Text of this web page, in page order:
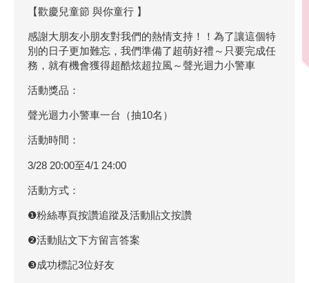
【歡慶兒童節 與你童行 】
感謝大朋友小朋友對我們的熱情支持！！為了讓這個特
別的日子更加難忘，我們準備了超萌好禮～只要完成任
務，就有機會獲得超酷炫超拉風～聲光迴力小警車
活動獎品：
聲光迴力小警車一台（抽10名）
活動時間：
3/28 20:00至4/1 24:00
活動方式：
❶粉絲專頁按讚追蹤及活動貼文按讚
❷活動貼文下方留言答案
❸成功標記3位好友